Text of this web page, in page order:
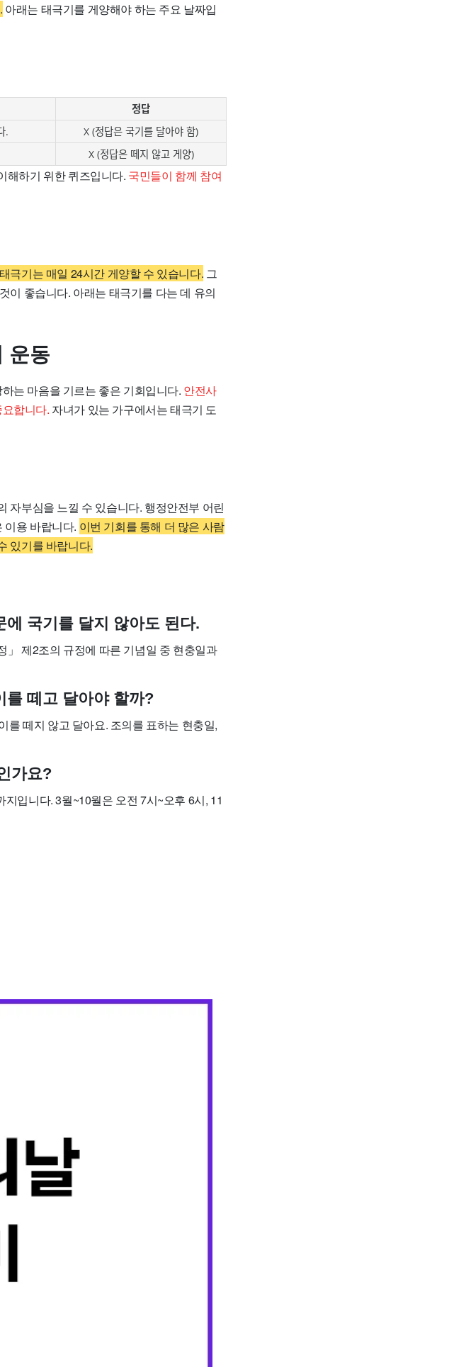
아래는 태극기를 게양해야 하는 주요 날짜입
정답
.
X (정답은 국기를 달아야 함)
X (정답은 떼지 않고 게양)
해하기 위한 퀴즈입니다. 국민들이 함께 참여
극기는 매일 24시간 게양할 수 있습니다. 그
이 좋습니다. 아래는 태극기를 다는 데 유의
운동
는 마음을 기르는 좋은 기회입니다. 안전사
합니다. 자녀가 있는 가구에서는 태극기 도
자부심을 느낄 수 있습니다. 행정안전부 어린
이용 바랍니다. 이번 기회를 통해 더 많은 사람
있기를 바랍니다.
국기를 달지 않아도 된다.
」 제2조의 규정에 따른 기념일 중 현충일과
를 떼고 달아야 할까?
를 떼지 않고 달아요. 조의를 표하는 현충일,
가요?
입니다. 3월~10월은 오전 7시~오후 6시, 11